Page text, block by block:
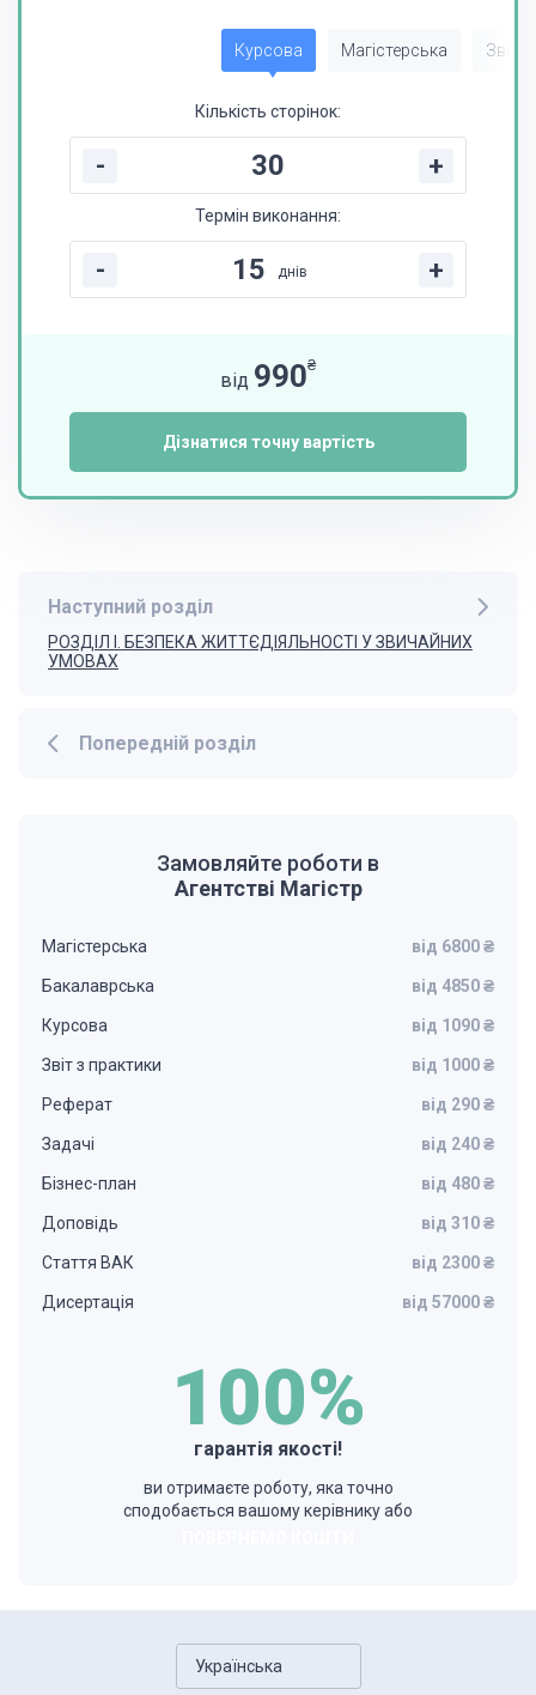
Курсова Магістерська Звіт
Кількість сторінок:
- +
Термін виконання:
- днів +
від 990₴
Дізнатися точну вартість
Попередній розділ
Наступний розділ
РОЗДІЛ І. БЕЗПЕКА ЖИТТЄДІЯЛЬНОСТІ У ЗВИЧАЙНИХ
УМОВАХ
Замовляйте роботи в
Агентстві Магістр
Магістерська від 6800 ₴
Бакалаврська від 4850 ₴
Курсова від 1090 ₴
Звіт з практики від 1000 ₴
Реферат від 290 ₴
Задачі від 240 ₴
Бізнес-план від 480 ₴
Доповідь від 310 ₴
Стаття ВАК від 2300 ₴
Дисертація від 57000 ₴
100%
гарантія якості!
ви отримаєте роботу, яка точно
сподобається вашому керівнику або
Українська